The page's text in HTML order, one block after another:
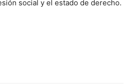
social y el estado de derecho.